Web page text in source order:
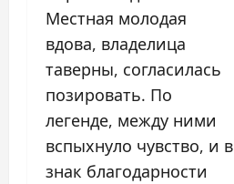
Местная молодая
вдова, владелица
таверны, согласилась
позировать. По
легенде, между ними
вспыхнуло чувство, и в
знак благодарности